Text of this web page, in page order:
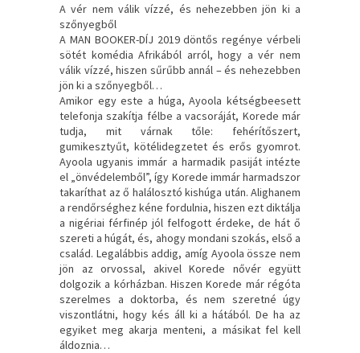
A vér nem válik vízzé, és nehezebben jön ki a
szőnyegből
A MAN BOOKER-DÍJ 2019 döntős regénye vérbeli
sötét komédia Afrikából arról, hogy a vér nem
válik vízzé, hiszen sűrűbb annál – és nehezebben
jön ki a szőnyegből…
Amikor egy este a húga, Ayoola kétségbeesett
telefonja szakítja félbe a vacsoráját, Korede már
tudja, mit várnak tőle: fehérítőszert,
gumikesztyűt, kötélidegzetet és erős gyomrot.
Ayoola ugyanis immár a harmadik pasiját intézte
el „önvédelemből”, így Korede immár harmadszor
takaríthat az ő halálosztó kishúga után. Alighanem
a rendőrséghez kéne fordulnia, hiszen ezt diktálja
a nigériai férfinép jól felfogott érdeke, de hát ő
szereti a húgát, és, ahogy mondani szokás, első a
család. Legalábbis addig, amíg Ayoola össze nem
jön az orvossal, akivel Korede nővér együtt
dolgozik a kórházban. Hiszen Korede már régóta
szerelmes a doktorba, és nem szeretné úgy
viszontlátni, hogy kés áll ki a hátából. De ha az
egyiket meg akarja menteni, a másikat fel kell
áldoznia…